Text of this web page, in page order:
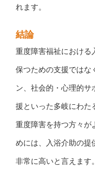
れます。
結論
重度障害福祉における
保つための支援ではな
ン、社会的・心理的サ
援といった多岐にわた
重度障害を持つ方々が
めには、入浴介助の提
非常に高いと言えます